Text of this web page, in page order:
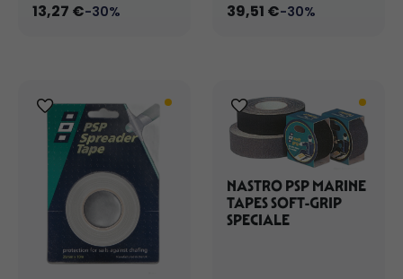
13,27 €-30% 39,51 €-30%
NASTRO PSP MARINE
TAPES SOFT-GRIP
SPECIALE